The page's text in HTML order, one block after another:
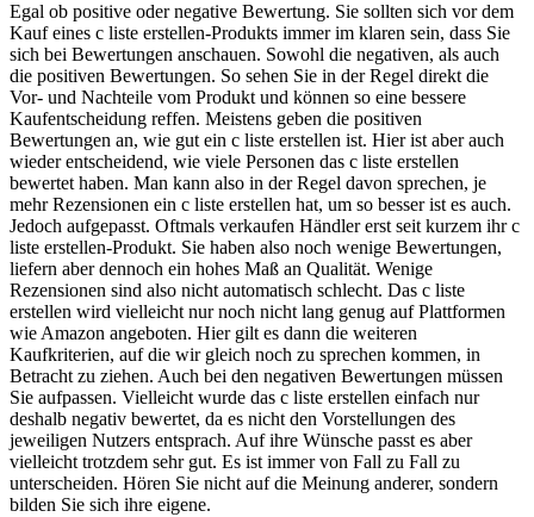
Egal ob positive oder negative Bewertung. Sie sollten sich vor dem
Kauf eines c liste erstellen-Produkts immer im klaren sein, dass Sie
sich bei Bewertungen anschauen. Sowohl die negativen, als auch
die positiven Bewertungen. So sehen Sie in der Regel direkt die
Vor- und Nachteile vom Produkt und können so eine bessere
Kaufentscheidung reffen. Meistens geben die positiven
Bewertungen an, wie gut ein c liste erstellen ist. Hier ist aber auch
wieder entscheidend, wie viele Personen das c liste erstellen
bewertet haben. Man kann also in der Regel davon sprechen, je
mehr Rezensionen ein c liste erstellen hat, um so besser ist es auch.
Jedoch aufgepasst. Oftmals verkaufen Händler erst seit kurzem ihr c
liste erstellen-Produkt. Sie haben also noch wenige Bewertungen,
liefern aber dennoch ein hohes Maß an Qualität. Wenige
Rezensionen sind also nicht automatisch schlecht. Das c liste
erstellen wird vielleicht nur noch nicht lang genug auf Plattformen
wie Amazon angeboten. Hier gilt es dann die weiteren
Kaufkriterien, auf die wir gleich noch zu sprechen kommen, in
Betracht zu ziehen. Auch bei den negativen Bewertungen müssen
Sie aufpassen. Vielleicht wurde das c liste erstellen einfach nur
deshalb negativ bewertet, da es nicht den Vorstellungen des
jeweiligen Nutzers entsprach. Auf ihre Wünsche passt es aber
vielleicht trotzdem sehr gut. Es ist immer von Fall zu Fall zu
unterscheiden. Hören Sie nicht auf die Meinung anderer, sondern
bilden Sie sich ihre eigene.